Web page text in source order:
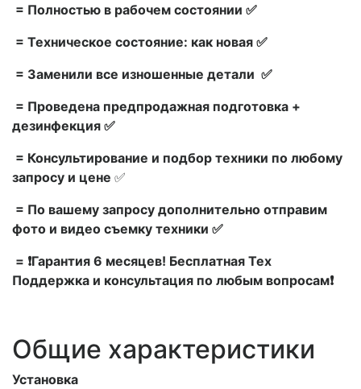
= Полностью в рабочем состоянии ✅
= Техническое состояние: как новая ✅
= Заменили все изношенные детали ✅
= Проведена предпродажная подготовка +
дезинфекция ✅
= Консультирование и подбор техники по любому
запросу и цене ✅
= По вашему запросу дополнительно отправим
фото и видео съемку техники ✅
= ❗Гарантия 6 месяцев! Бесплатная Тех
Поддержка и консультация по любым вопросам❗
Общие характеристики
Установка